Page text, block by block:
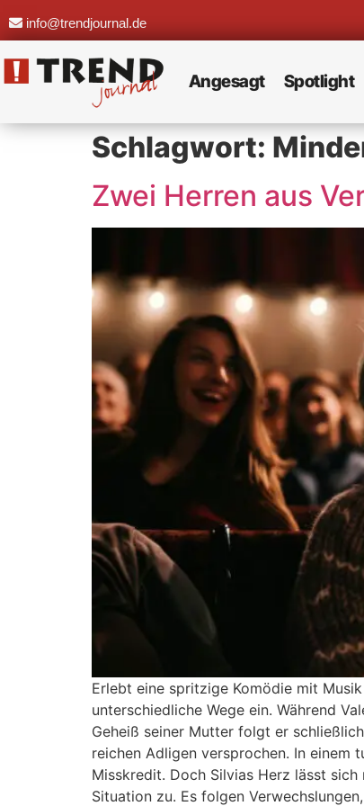
info@trendjournal.de
Angesagt Spotlight
Schlagwort:
Zwei Herren aus
Erlebt eine spritzige Komödie mit
unterschiedliche Wege ein. Während
Geheiß seiner Mutter folgt er
reichen Adligen versprochen. In einem
Misskredit. Doch Silvias Herz lässt
Situation zu. Es folgen